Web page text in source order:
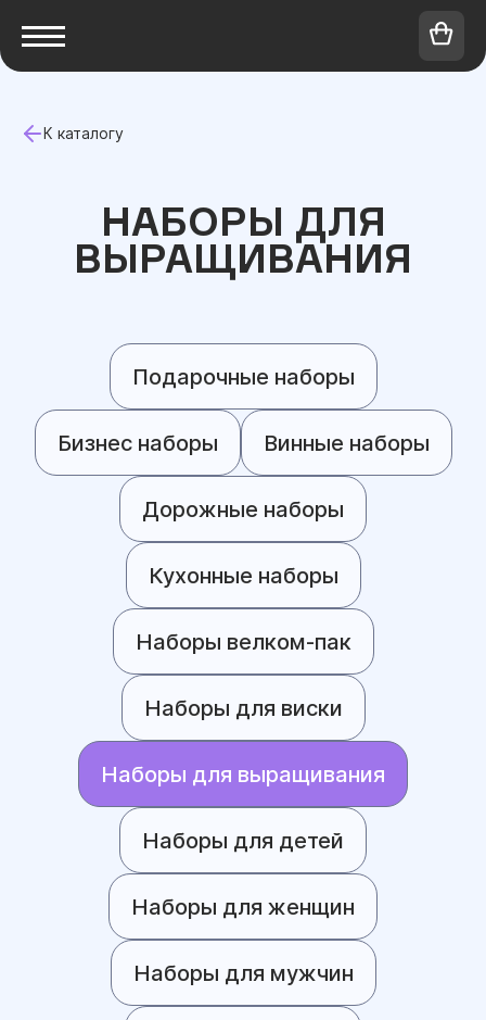
К каталогу
НАБОРЫ ДЛЯ
ВЫРАЩИВАНИЯ
Подарочные наборы
Бизнес наборы Винные наборы
Дорожные наборы
Кухонные наборы
Наборы велком-пак
Наборы для виски
Наборы для выращивания
Наборы для детей
Наборы для женщин
Наборы для мужчин